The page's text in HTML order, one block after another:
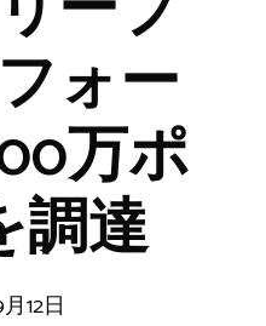
ォー
万ポ
調達
12日